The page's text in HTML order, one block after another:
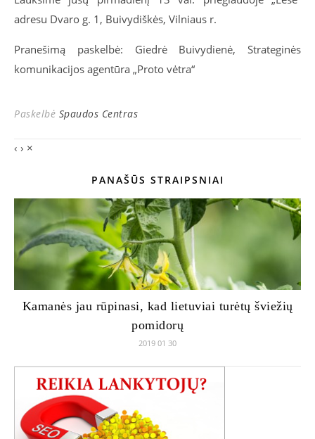
adresu Dvaro g. 1, Buivydiškės, Vilniaus r.
Pranešimą paskelbė: Giedrė Buivydienė, Strateginės
komunikacijos agentūra „Proto vėtra“
Paskelbė Spaudos Centras
‹ › ×
PANAŠŪS STRAIPSNIAI
Kamanės jau rūpinasi, kad lietuviai turėtų šviežių
pomidorų
2019 01 30